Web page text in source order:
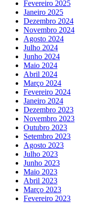
Fevereiro 2025
Janeiro 2025
Dezembro 2024
Novembro 2024
Agosto 2024
Julho 2024
Junho 2024
Maio 2024
Abril 2024
Março 2024
Fevereiro 2024
Janeiro 2024
Dezembro 2023
Novembro 2023
Outubro 2023
Setembro 2023
Agosto 2023
Julho 2023
Junho 2023
Maio 2023
Abril 2023
Março 2023
Fevereiro 2023